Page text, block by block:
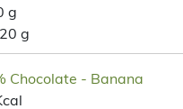
g
g
Chocolate - Banana